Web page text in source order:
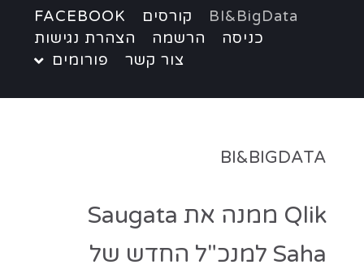
BI&BigData קורסים
FACEBOOK
כניסה
הרשמה
הצהרת נגישות
צור קשר
פורומים
BI&BIGDATA
Qlik ממנה את Saugata
Saha למנכ"ל החדש של